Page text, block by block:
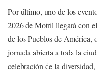
Por último, uno de los
2026 de Motril llegará con
de los Pueblos de América,
jornada abierta a toda la
celebración de la